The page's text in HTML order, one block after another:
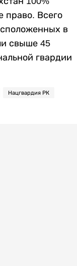
право. Всего
в
свыше 45
гвардии
Нацгвардия РК